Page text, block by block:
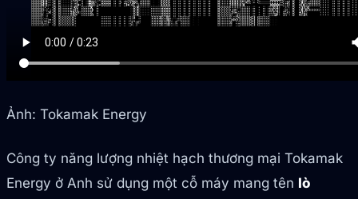
Ảnh: Tokamak Energy
Công ty năng lượng nhiệt hạch thương mại Tokamak
Energy ở Anh sử dụng một cỗ máy mang tên lò